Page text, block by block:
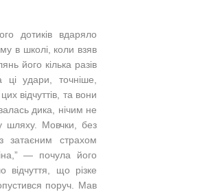
дотиків вдаряло
в школі, коли взяв
його кілька разів
удари, точніше,
відчуттів, та вони
дика, нічим не
шляху. Мовчки, без
затаєним страхом
— почула його
що різке
поруч. Мав